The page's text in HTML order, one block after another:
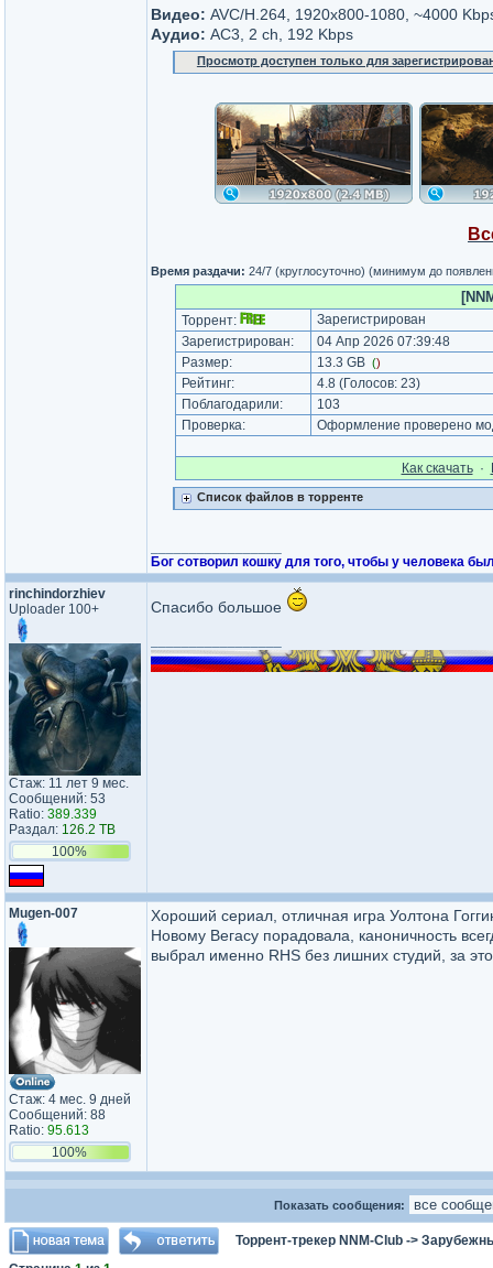
Видео: AVC/H.264, 1920х800-1080, ~4000
Аудио: AC3, 2 ch, 192 Kbps
Просмотр доступен только для
Время раздачи: 24/7 (круглосуточно) (минимум до
Торрент:
Зарегистрирован
Зарегистрирован:
04 Апр 2026 07:39:48
Размер:
13.3 GB ()
Рейтинг: 4.8 (Голосов: 23)
Поблагодарили:
103
Проверка:
Оформление проверено
Как cкачать·
Список файлов в торренте
Бог сотворил кошку для того, чтобы у человека
rinchindorzhiev
Uploader 100+
Стаж: 11 лет 9 мес.
Сообщений: 53
Ratio: 389.339
Раздал: 126.2 TB
100%
Спасибо большое
Mugen-007
Стаж: 4 мес. 9 дней
Сообщений: 88
Ratio: 95.613
100%
Хороший сериал, отличная игра Уолтона
Новому Вегасу порадовала, каноничность
выбрал именно RHS без лишних студий, за
Показать сообщения:
Торрент-трекер NNM-Club ->